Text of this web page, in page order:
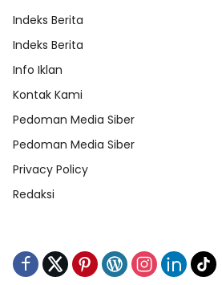
Indeks Berita
Indeks Berita
Info Iklan
Kontak Kami
Pedoman Media Siber
Pedoman Media Siber
Privacy Policy
Redaksi